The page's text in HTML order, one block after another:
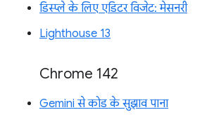
डिस्प्ले के लिए एडिटर विजेट: मेसनरी
Lighthouse 13
Chrome 142
Gemini से कोड के सुझाव पाना